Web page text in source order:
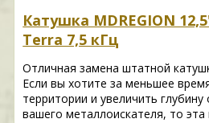
Катушка MDREGION
Terra 7,5 кГц
Отличная замена штатной
Если вы хотите за меньшее
территории и увеличить
вашего металлоискателя, то